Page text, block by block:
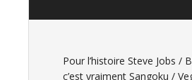
Pour l’histoire Steve Jobs /
c’est vraiment Sangoku /